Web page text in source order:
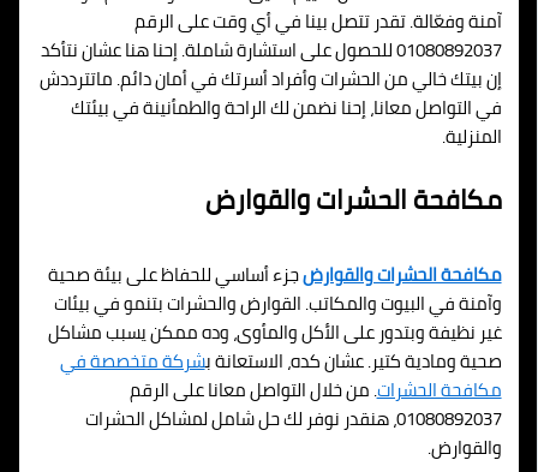
آمنة وفعّالة. تقدر تتصل بينا في أي وقت على الرقم
01080892037 للحصول على استشارة شاملة. إحنا هنا عشان نتأكد
إن بيتك خالي من الحشرات وأفراد أسرتك في أمان دائم. ماتترددش
في التواصل معانا، إحنا نضمن لك الراحة والطمأنينة في بيئتك
المنزلية.
مكافحة الحشرات والقوارض
مكافحة الحشرات والقوارضجزء أساسي للحفاظ على بيئة صحية
وآمنة في البيوت والمكاتب. القوارض والحشرات بتنمو في بيئات
غير نظيفة وبتدور على الأكل والمأوى، وده ممكن يسبب مشاكل
صحية ومادية كتير. عشان كده، الاستعانة بشركة متخصصة في
مكافحة الحشرات. من خلال التواصل معانا على الرقم
01080892037، هنقدر نوفر لك حل شامل لمشاكل الحشرات
والقوارض.